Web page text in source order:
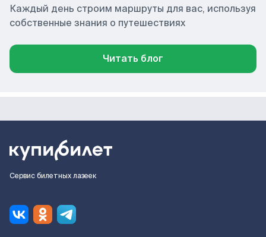
Каждый день строим маршруты для вас, используя
собственные знания о путешествиях
Читать блог
Сервис билетных лазеек